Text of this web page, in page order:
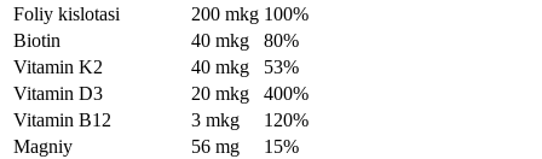
Foliy kislotasi
200 mkg 100%
Biotin
40 mkg
80%
Vitamin K2
40 mkg
53%
Vitamin D3
20 mkg
400%
Vitamin B12
3 mkg
120%
Magniy
56 mg
15%